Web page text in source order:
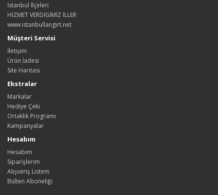
İstanbul İlçeleri
HİZMET VERDİGİMİZ İLLER
www.istanbullangirt.net
Müşteri Servisi
İletişim
Ürün İadesi
Site Haritası
Ekstralar
Markalar
Hediye Çeki
Ortaklık Programı
Kampanyalar
Hesabım
Hesabım
Siparişlerim
Alışveriş Listem
Bülten Aboneliği